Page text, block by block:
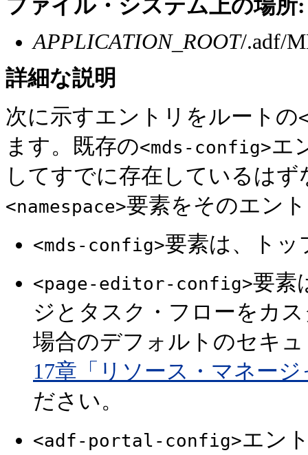
ファイル・システム上の場所:
APPLICATION_ROOT/.adf/
詳細な説明
次に示すエントリをルートの
ます。既存の<mds-config>エ
してすでに存在しているは
<namespace>要素をそのエン
<mds-config>要素は、トッ
<page-editor-config>要素
ジとタスク・フローをカ
場合のデフォルトのセキ
17章「リソース・マネー
ださい。
<adf-portal-config>エン